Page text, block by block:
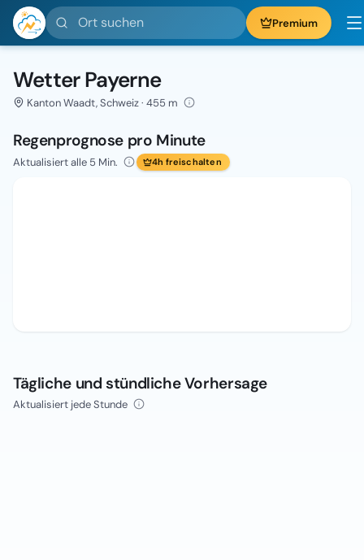
Ort suchen Premium
Wetter Payerne
Kanton Waadt, Schweiz · 455 m
Regenprognose pro Minute
Aktualisiert alle 5 Min. 4h freischalten
Tägliche und stündliche Vorhersage
Aktualisiert jede Stunde